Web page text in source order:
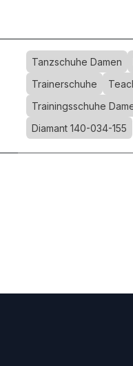
Tanzschuhe Damen
Trainerschuhe
Trainingsschuhe
Diamant 140-034-155